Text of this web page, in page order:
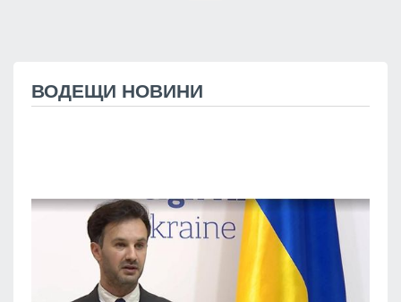
ВОДЕЩИ НОВИНИ